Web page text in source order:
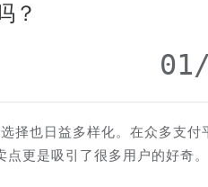
？
择也日益多样化。在众多支付
点更是吸引了很多用户的好奇